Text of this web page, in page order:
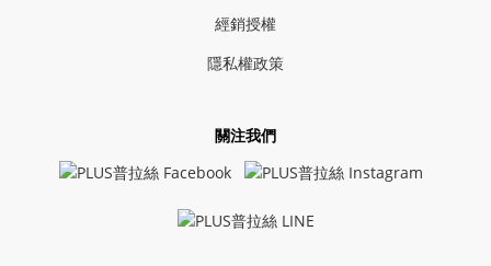
經銷授權
隱私權政策
關注我們